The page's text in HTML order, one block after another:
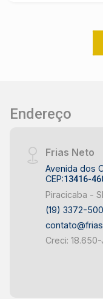
Endereço
Frias Neto
Avenida dos
CEP:13416-
Piracicaba -
(19) 3372-
Creci: 18.650-